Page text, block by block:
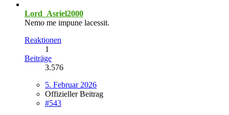
Lord_Asriel2000
Nemo me impune lacessit.
Reaktionen
1
Beiträge
3.576
5. Februar 2026
Offizieller Beitrag
#543